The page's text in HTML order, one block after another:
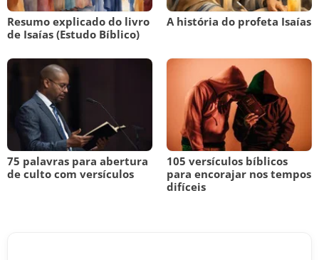
Resumo explicado do livro
de Isaías (Estudo Bíblico)
A história do profeta Isaías
75 palavras para abertura
de culto com versículos
105 versículos bíblicos
para encorajar nos tempos
difíceis